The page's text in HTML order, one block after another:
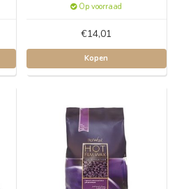
Op voorraad
€14,01
Kopen